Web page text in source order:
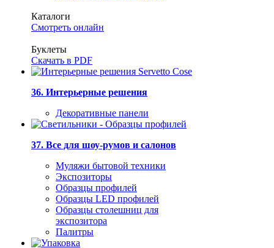
Каталоги
Смотреть онлайн
Буклеты
Скачать в PDF
36. Интерьерные решения
Декоративные панели
37. Все для шоу-румов и салонов
Муляжи бытовой техники
Экспозиторы
Образцы профилей
Образцы LED профилей
Образцы столешниц для
экспозитора
Палитры